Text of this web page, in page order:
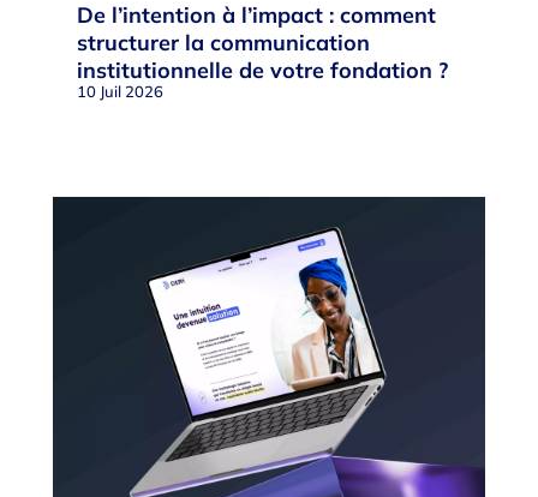
De l’intention à l’impact : comment
structurer la communication
institutionnelle de votre fondation ?
10 Juil 2026